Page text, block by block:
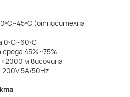
(относителна
45%~75%
м височина
5A/50Hz